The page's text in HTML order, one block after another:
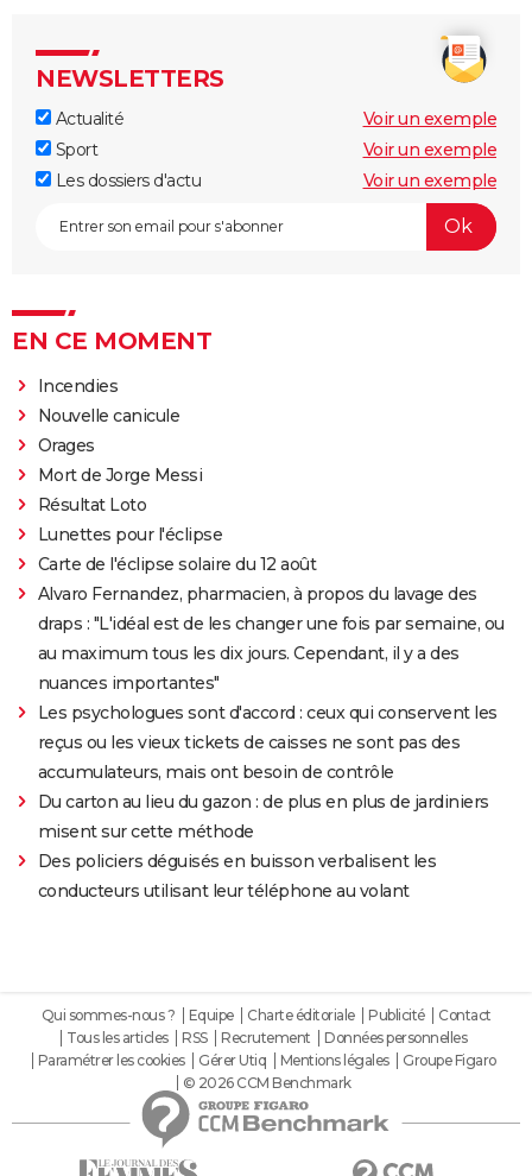
NEWSLETTERS
Actualité
Voir un exemple
Sport
Voir un exemple
Les dossiers d'actu
Voir un exemple
EN CE MOMENT
Incendies
Nouvelle canicule
Orages
Mort de Jorge Messi
Résultat Loto
Lunettes pour l'éclipse
Carte de l'éclipse solaire du 12 août
Alvaro Fernandez, pharmacien, à propos du lavage des
draps : "L'idéal est de les changer une fois par semaine, ou
au maximum tous les dix jours. Cependant, il y a des
nuances importantes"
Les psychologues sont d'accord : ceux qui conservent les
reçus ou les vieux tickets de caisses ne sont pas des
accumulateurs, mais ont besoin de contrôle
Du carton au lieu du gazon : de plus en plus de jardiniers
misent sur cette méthode
Des policiers déguisés en buisson verbalisent les
conducteurs utilisant leur téléphone au volant
Qui sommes-nous ? Equipe Charte éditoriale Publicité
Contact
Tous les articles
RSS Recrutement
Données personnelles
Paramétrer les cookies
Gérer Utiq Mentions légales
Groupe Figaro
© 2026 CCM Benchmark